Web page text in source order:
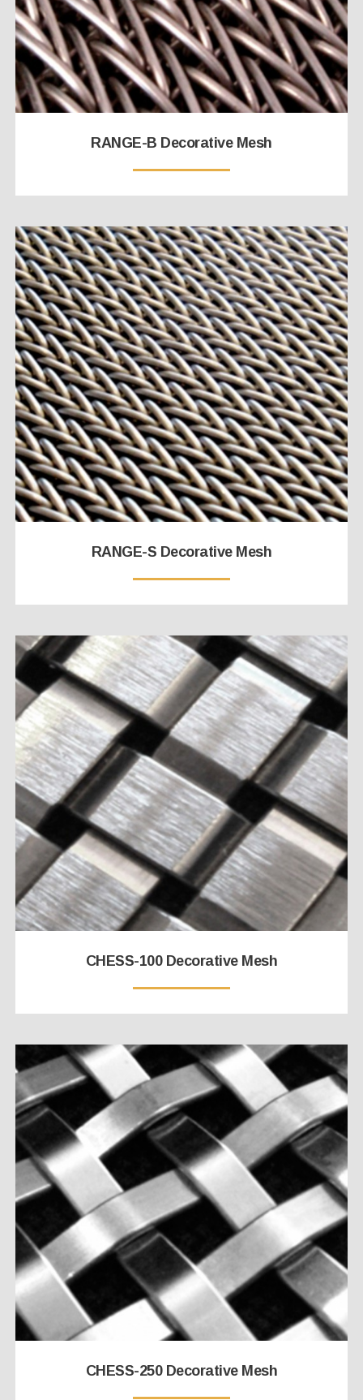
RANGE-B Decorative Mesh
RANGE-S Decorative Mesh
CHESS-100 Decorative Mesh
CHESS-250 Decorative Mesh